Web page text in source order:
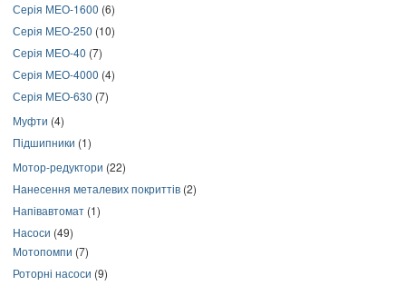
Серія МЕО-1600 (6)
Серія МЕО-250 (10)
Серія МЕО-40 (7)
Серія МЕО-4000 (4)
Серія МЕО-630 (7)
Муфти (4)
Підшипники (1)
Мотор-редуктори (22)
Нанесення металевих покриттів (2)
Напівавтомат (1)
Насоси (49)
Мотопомпи (7)
Роторні насоси (9)